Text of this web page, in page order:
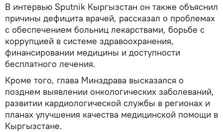
В интервью Sputnik Кыргызстан он также объяснил
причины дефицита врачей, рассказал о проблемах
с обеспечением больниц лекарствами, борьбе с
коррупцией в системе здравоохранения,
финансировании медицины и доступности
бесплатного лечения.
Кроме того, глава Минздрава высказался о
позднем выявлении онкологических заболеваний,
развитии кардиологической службы в регионах и
планах улучшения качества медицинской помощи в
Кыргызстане.